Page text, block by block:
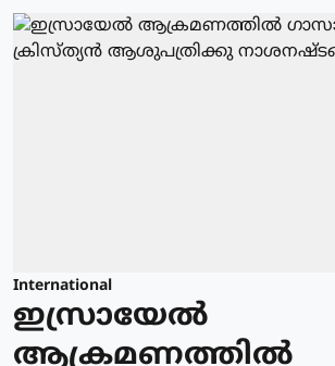
International
ഇസ്രായേല്‍
ആക്രമണത്തില്‍